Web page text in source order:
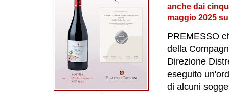
anche dai
maggio 2025
PREMESSO
della
Direzione
eseguito
di alcuni